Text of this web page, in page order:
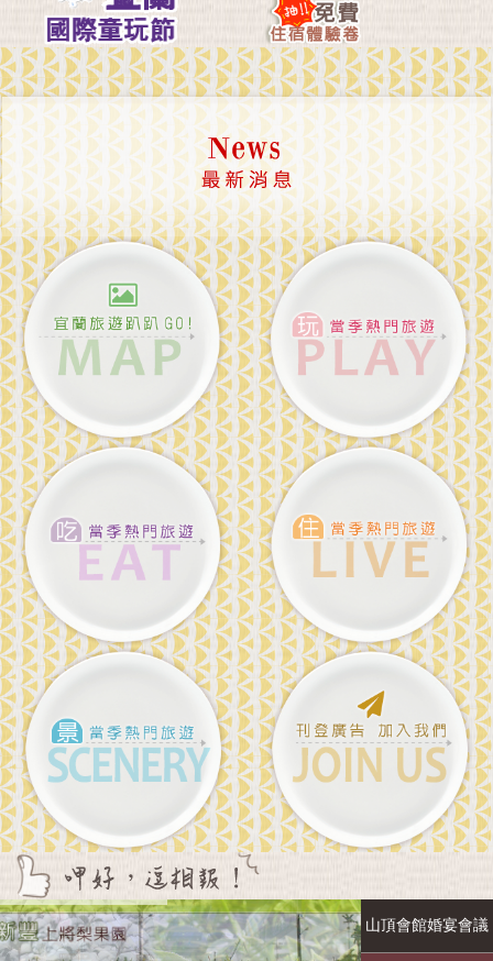
Link More
More More
More Link
山頂會館婚宴會議